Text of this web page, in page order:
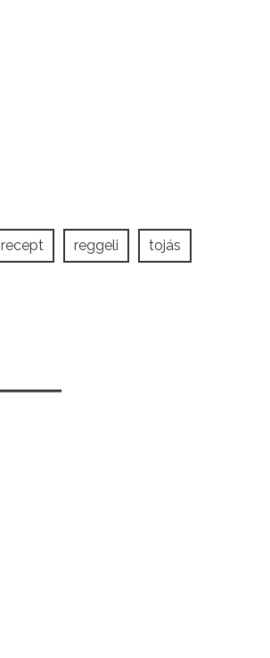
recept reggeli tojás